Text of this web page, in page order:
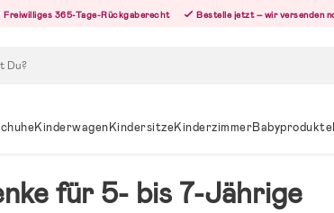
Freiwilliges 365-Tage-Rückgaberecht Bestelle jetzt – wir versenden
KinderwagenKindersitzeKinderzimmerBabyprodukte
für 5- bis 7-Jährige